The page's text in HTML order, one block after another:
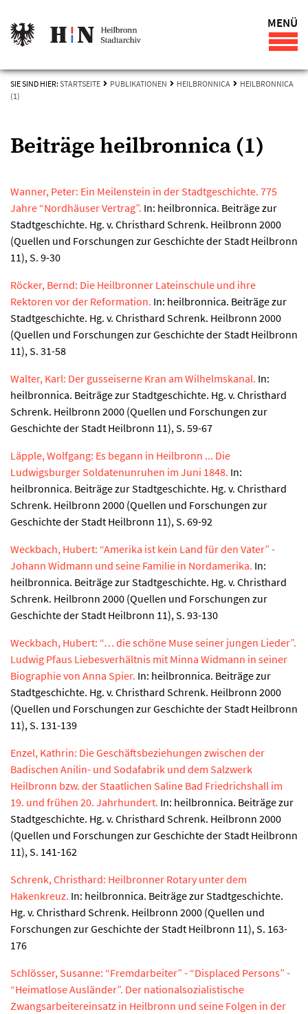
MENÜ
SIE SIND HIER: STARTSEITE PUBLIKATIONEN HEILBRONNICA
HEILBRONNICA
(1)
Beiträge heilbronnica (1)
Wanner, Peter: Ein Meilenstein in der Stadtgeschichte. 775
Jahre “Nordhäuser Vertrag”. In: heilbronnica. Beiträge zur
Stadtgeschichte. Hg. v. Christhard Schrenk. Heilbronn 2000
(Quellen und Forschungen zur Geschichte der Stadt Heilbronn
11), S. 9-30
Röcker, Bernd: Die Heilbronner Lateinschule und ihre
Rektoren vor der Reformation. In: heilbronnica. Beiträge zur
Stadtgeschichte. Hg. v. Christhard Schrenk. Heilbronn 2000
(Quellen und Forschungen zur Geschichte der Stadt Heilbronn
11), S. 31-58
Walter, Karl: Der gusseiserne Kran am Wilhelmskanal. In:
heilbronnica. Beiträge zur Stadtgeschichte. Hg. v. Christhard
Schrenk. Heilbronn 2000 (Quellen und Forschungen zur
Geschichte der Stadt Heilbronn 11), S. 59-67
Läpple, Wolfgang: Es begann in Heilbronn ... Die
Ludwigsburger Soldatenunruhen im Juni 1848. In:
heilbronnica. Beiträge zur Stadtgeschichte. Hg. v. Christhard
Schrenk. Heilbronn 2000 (Quellen und Forschungen zur
Geschichte der Stadt Heilbronn 11), S. 69-92
Weckbach, Hubert: “Amerika ist kein Land für den Vater” -
Johann Widmann und seine Familie in Nordamerika. In:
heilbronnica. Beiträge zur Stadtgeschichte. Hg. v. Christhard
Schrenk. Heilbronn 2000 (Quellen und Forschungen zur
Geschichte der Stadt Heilbronn 11), S. 93-130
Weckbach, Hubert: “… die schöne Muse seiner jungen Lieder”.
Ludwig Pfaus Liebesverhältnis mit Minna Widmann in seiner
Biographie von Anna Spier. In: heilbronnica. Beiträge zur
Stadtgeschichte. Hg. v. Christhard Schrenk. Heilbronn 2000
(Quellen und Forschungen zur Geschichte der Stadt Heilbronn
11), S. 131-139
Enzel, Kathrin: Die Geschäftsbeziehungen zwischen der
Badischen Anilin- und Sodafabrik und dem Salzwerk
Heilbronn bzw. der Staatlichen Saline Bad Friedrichshall im
19. und frühen 20. Jahrhundert. In: heilbronnica. Beiträge zur
Stadtgeschichte. Hg. v. Christhard Schrenk. Heilbronn 2000
(Quellen und Forschungen zur Geschichte der Stadt Heilbronn
11), S. 141-162
Schrenk, Christhard: Heilbronner Rotary unter dem
Hakenkreuz. In: heilbronnica. Beiträge zur Stadtgeschichte.
Hg. v. Christhard Schrenk. Heilbronn 2000 (Quellen und
Forschungen zur Geschichte der Stadt Heilbronn 11), S. 163-
176
Schlösser, Susanne: “Fremdarbeiter” - “Displaced Persons” -
“Heimatlose Ausländer”. Der nationalsozialistische
Zwangsarbeitereinsatz in Heilbronn und seine Folgen in der